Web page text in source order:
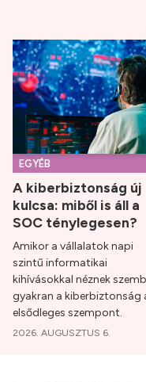
EGYÉB
A kiberbiztonság új
kulcsa: miből is áll a
SOC ténylegesen?
Amikor a vállalatok napi
szintű informatikai
kihívásokkal néznek
gyakran a kiberbiztonság
elsődleges szempont.
2026. AUGUSZTUS 6.